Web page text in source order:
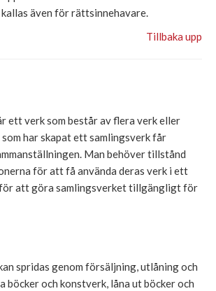
även för rättsinnehavare.
Tillbaka upp
ett verk som består av flera verk eller
harskapat ett samlingsverk får
. Man behöver tillstånd
för attfå använda deras verk i ett
att göra samlingsverket tillgängligt för
spridas genom försäljning, utlåning och
böcker och konstverk, låna ut böcker och